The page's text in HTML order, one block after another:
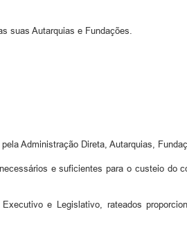
suas Autarquias e Fundações.
Administração Direta, Autarquias,
e suficientes para o custeio do
e Legislativo, rateados